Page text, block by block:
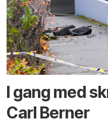
I gang med
Carl Berner